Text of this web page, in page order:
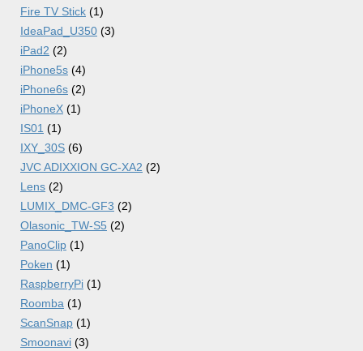
Fire TV Stick (1)
IdeaPad_U350 (3)
iPad2 (2)
iPhone5s (4)
iPhone6s (2)
iPhoneX (1)
IS01 (1)
IXY_30S (6)
JVC ADIXXION GC-XA2 (2)
Lens (2)
LUMIX_DMC-GF3 (2)
Olasonic_TW-S5 (2)
PanoClip (1)
Poken (1)
RaspberryPi (1)
Roomba (1)
ScanSnap (1)
Smoonavi (3)